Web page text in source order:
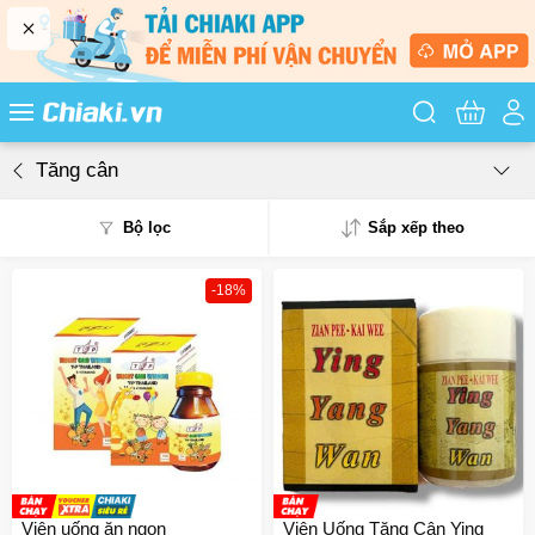
Tìm kiếm
Tăng cân
Bộ lọc Sắp xếp theo
Phổ biến
Mua nhiều
Mới nhất
Giá từ thấp - cao
Giá từ cao - thấp
-18%
Viên uống ăn ngon
Viên Uống Tăng Cân Ying